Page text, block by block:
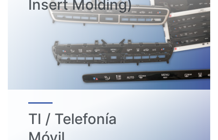
Insert Molding)
TI / Telefonía